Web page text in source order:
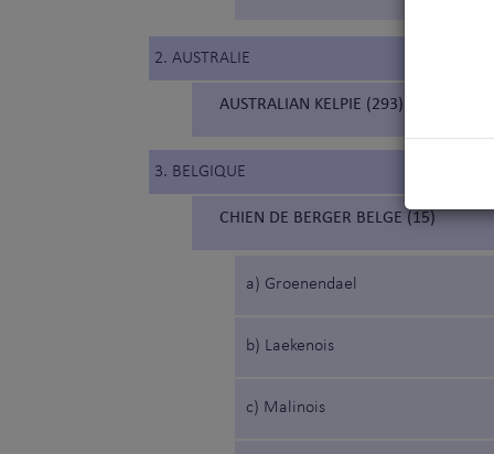
2. AUSTRALIE
AUSTRALIAN KELPIE (293) (KELPIE
3. BELGIQUE
CHIEN DE BERGER BELGE (15)
a) Groenendael
b) Laekenois
c) Malinois